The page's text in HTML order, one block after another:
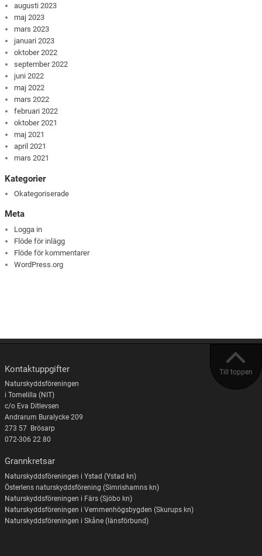
augusti 2023
maj 2023
mars 2023
januari 2023
oktober 2022
september 2022
juni 2022
maj 2022
mars 2022
februari 2022
oktober 2021
maj 2021
april 2021
mars 2021
Kategorier
Okategoriserade
Meta
Logga in
Flöde för inlägg
Flöde för kommentarer
WordPress.org
Till toppen
Kontaktuppgifter
Naturskyddsföreningen
i Tomelilla (NIT)
c/o Eva Ditlevsen
Andrarum Buralycke 209
273 57 Brösarp
072-306 22 80
Grannkretsar
Naturskyddsföreningen i Ystad (Ystad kn)
Österlens naturskyddsförening (Simrishamns kn)
Naturskyddsföreningen i Färs (Sjöbo kn)
Naturskyddsföreningen i Vemmenhögsbygden (Skurups kn)
Naturskyddsföreningen i Skåne (länsförbund)